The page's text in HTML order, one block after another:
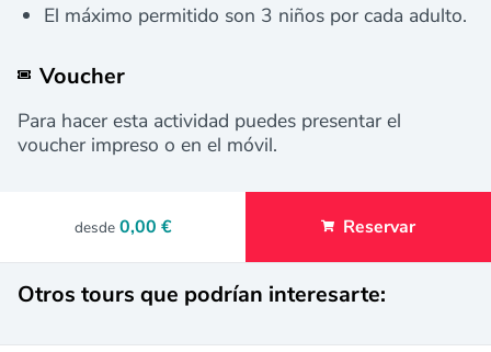
El máximo permitido son 3 niños por cada adulto.
Voucher
Para hacer esta actividad puedes presentar el
voucher impreso o en el móvil.
desde 0,00 € Reservar
Otros tours que podrían interesarte: